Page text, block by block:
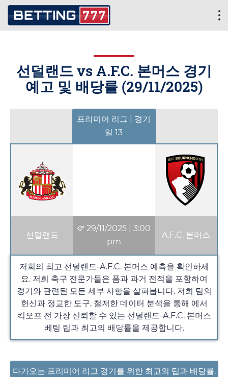
선덜랜드 vs A.F.C. 본머스 경기
예고 및 배당률 (29/11/2025)
프리미어 리그 | 경기
일 13
선덜랜드
29/11/2025 |3:00
pm
A.F.C. 본머스
저희의 최고 선덜랜드-A.F.C. 본머스 예측을 확인하세
요. 저희 축구 전문가들은 폼과 과거 전적을 포함하여
경기와 관련된 모든 세부 사항을 살펴봅니다. 저희 팀의
헌신과 정교한 도구, 철저한 데이터 분석을 통해 에서
킥오프 전 가장 신뢰할 수 있는 선덜랜드-A.F.C. 본머스
베팅 팁과 최고의 배당률을 제공합니다.
다가오는 프리미어 리그 경기를 위한 최고의 팁과 배당률.